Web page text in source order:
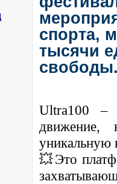
спорта,
тысячи
Ultra100 –
движение,
уникальную
💥Это